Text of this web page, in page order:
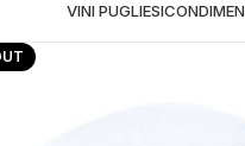
VINI PUGLIESI